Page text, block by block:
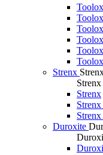
Toolox
Strenx
Strenx
Strenx
Duroxite